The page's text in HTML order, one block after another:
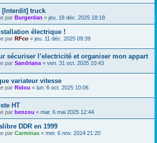
[Interdit] truck
par Burgerdan « jeu. 18 déc. 2025 18:18
électrique !
par RFco « jeu. 11 déc. 2025 09:39
sécuriser l’electricité et organiser mon appart
par Sandriana « ven. 31 oct. 2025 10:43
variateur vitesse
par Ridou « lun. 6 oct. 2025 10:06
HT
par benzou « mar. 6 mai 2025 12:44
DDR en 1999
par Carminas « mer. 6 nov. 2024 21:20